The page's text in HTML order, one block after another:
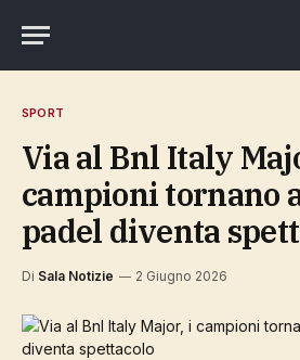
SPORT
Via al Bnl Italy Major, i
campioni tornano
padel diventa
Di Sala Notizie 2 Giugno 2026